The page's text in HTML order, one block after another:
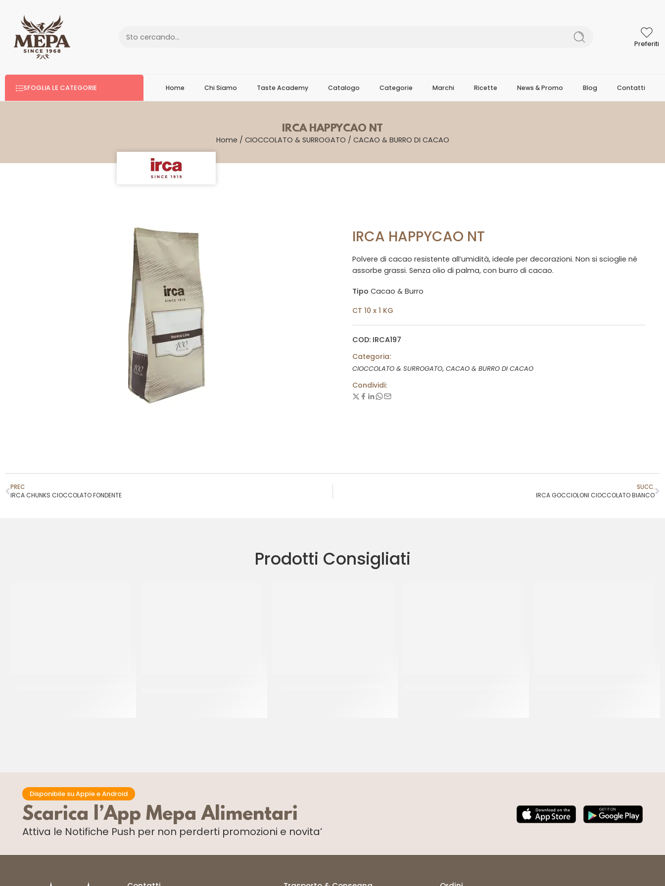
Preferiti
SFOGLIA LE CATEGORIE Home Chi Siamo Taste Academy Catalogo Categorie Marchi Ricette News & Promo Blog Contatti
IRCA HAPPYCAO NT
Home / CIOCCOLATO & SURROGATO / CACAO & BURRO DI CACAO
IRCA HAPPYCAO NT
Polvere di cacao resistente all’umidità, ideale per decorazioni. Non si scioglie né
assorbe grassi. Senza olio di palma, con burro di cacao.
Tipo Cacao & Burro
CT 10 x 1 KG
COD: IRCA197
Categoria:
CIOCCOLATO & SURROGATO, CACAO & BURRO DI CACAO
Condividi:
PREC
IRCA CHUNKS CIOCCOLATO FONDENTE
SUCC.
IRCA GOCCIOLONI CIOCCOLATO BIANCO
Prodotti Consigliati
Disponibile su Apple e Android
Scarica l’App Mepa Alimentari
Attiva le Notifiche Push per non perderti promozioni e novita’